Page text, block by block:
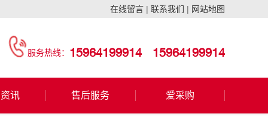
在线留言 | 联系我们 | 网站地图
服务热线： 15964199914 15964199914
讯 售后服务 爱采购